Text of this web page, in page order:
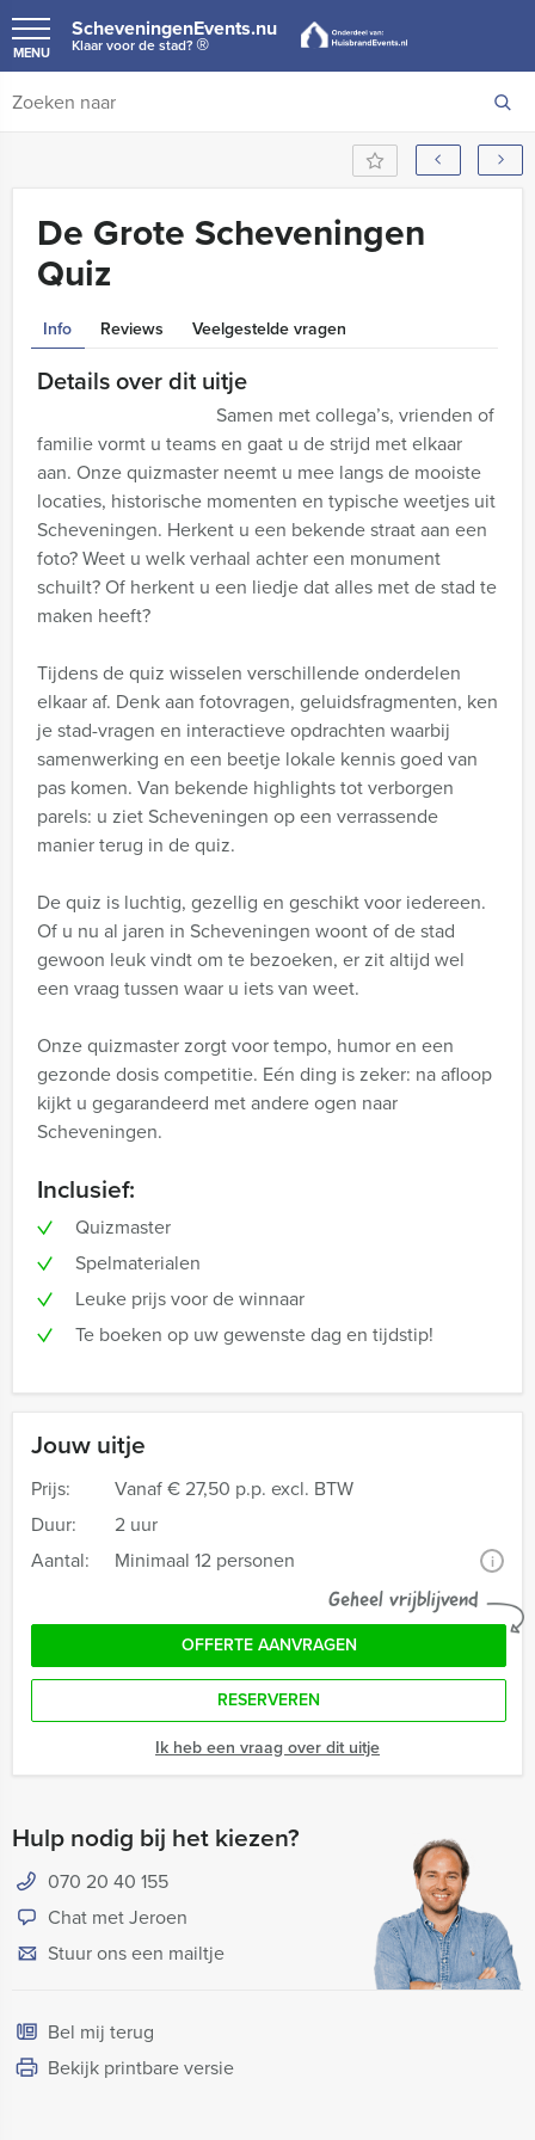
ScheveningenEvents.nu
Klaar voor de stad?®
MENU
Jouw uitje
Prijs: Vanaf€ 27,50 p.p. excl. BTW
Duur:
2 uur
Aantal:
Minimaal 12 personen i
Geheel vrijblijvend
OFFERTE AANVRAGEN
RESERVEREN
Ik heb een vraag over dit uitje
Hulp nodig bij het kiezen?
070 20 40 155
Chat met Jeroen
Stuur ons een mailtje
Bel mij terug
Bekijk printbare versie
De Grote Scheveningen
Quiz
Info Reviews Veelgestelde vragen
Details over dit uitje
Samen met collega’s, vrienden of
familie vormt u teams en gaat u de strijd met elkaar
aan. Onze quizmaster neemt u mee langs de mooiste
locaties, historische momenten en typische weetjes uit
Scheveningen. Herkent u een bekende straat aan een
foto? Weet u welk verhaal achter een monument
schuilt? Of herkent u een liedje dat alles met de stad te
maken heeft?
Tijdens de quiz wisselen verschillende onderdelen
elkaar af. Denk aan fotovragen, geluidsfragmenten, ken
je stad-vragen en interactieve opdrachten waarbij
samenwerking en een beetje lokale kennis goed van
pas komen. Van bekende highlights tot verborgen
parels: u ziet Scheveningen op een verrassende
manier terug in de quiz.
De quiz is luchtig, gezellig en geschikt voor iedereen.
Of u nu al jaren in Scheveningen woont of de stad
gewoon leuk vindt om te bezoeken, er zit altijd wel
een vraag tussen waar u iets van weet.
Onze quizmaster zorgt voor tempo, humor en een
gezonde dosis competitie. Eén ding is zeker: na afloop
kijkt u gegarandeerd met andere ogen naar
Scheveningen.
Inclusief:
Quizmaster
Spelmaterialen
Leuke prijs voor de winnaar
Te boeken op uw gewenste dag en tijdstip!